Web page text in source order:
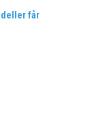
får